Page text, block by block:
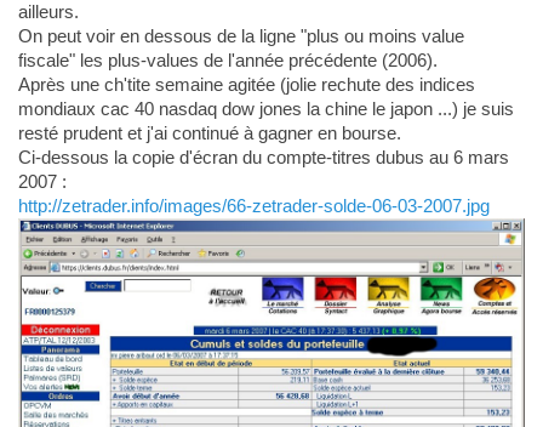
ailleurs.
On peut voir en dessous de la ligne "plus ou moins value
fiscale" les plus-values de l'année précédente (2006).
Après une ch'tite semaine agitée (jolie rechute des indices
mondiaux cac 40 nasdaq dow jones la chine le japon ...) je suis
resté prudent et j'ai continué à gagner en bourse.
Ci-dessous la copie d'écran du compte-titres dubus au 6 mars
2007 :
http://zetrader.info/images/66-zetrader-solde-06-03-2007.jpg